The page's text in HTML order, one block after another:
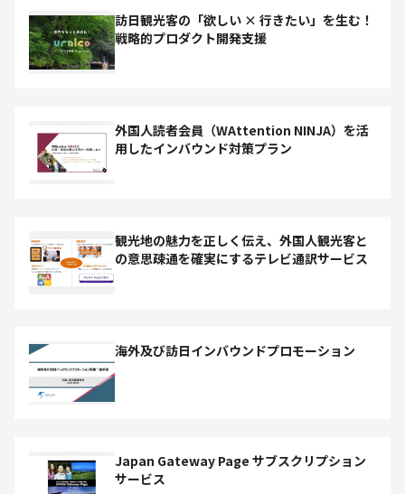
訪日観光客の「欲しい × 行きたい」を生む！
戦略的プロダクト開発支援
外国人読者会員（WAttention NINJA）を活
用したインバウンド対策プラン
観光地の魅力を正しく伝え、外国人観光客と
の意思疎通を確実にするテレビ通訳サービス
海外及び訪日インバウンドプロモーション
Japan Gateway Page サブスクリプション
サービス